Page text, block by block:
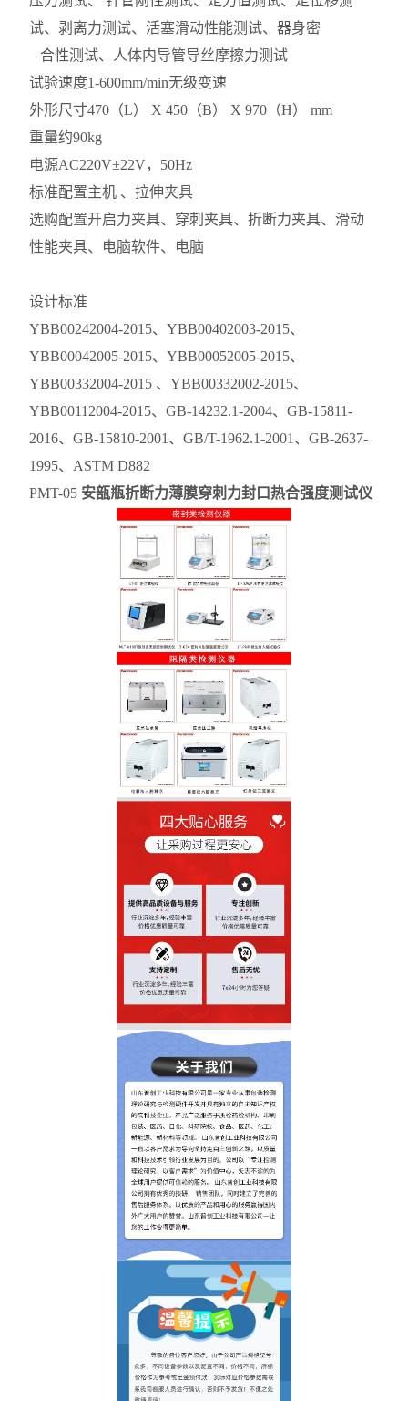
试、剥离力测试、活塞滑动性能测试、器身密
合性测试、人体内导管导丝摩擦力测试
试验速度1-600mm/min无级变速
外形尺寸470（L） X 450（B） X 970（H） mm
重量约90kg
电源AC220V±22V，50Hz
标准配置主机 、拉伸夹具
选购配置开启力夹具、穿刺夹具、折断力夹具、滑动
性能夹具、电脑软件、电脑
设计标准
YBB00242004-2015、YBB00402003-2015、
YBB00042005-2015、YBB00052005-2015、
YBB00332004-2015 、YBB00332002-2015、
YBB00112004-2015、GB-14232.1-2004、GB-15811-
2016、GB-15810-2001、GB/T-1962.1-2001、GB-2637-
1995、ASTM D882
PMT-05 安瓿瓶折断力薄膜穿刺力封口热合强度测试仪